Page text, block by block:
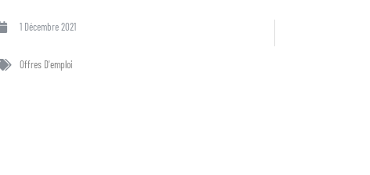
1 Décembre 2021
Offres D'emploi